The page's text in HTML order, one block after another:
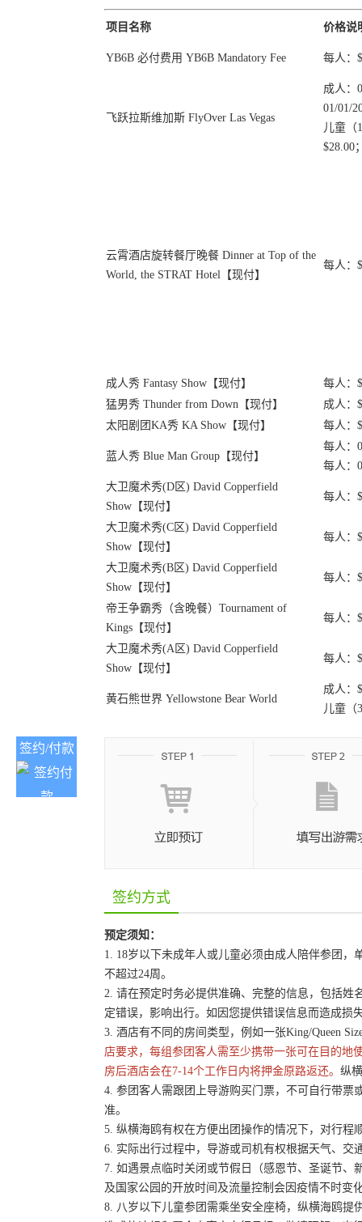
项目名称 价格说
YB6B 必付费用 YB6B Mandatory Fee 每人：
飞跃拉斯维加斯 FlyOver Las Vegas
成人：
01/01/
儿童（
$28.00
云霄酒店旋转餐厅晚餐 Dinner at Top of the
World, the STRAT Hotel【现付】
每人：
成人秀 Fantasy Show【现付】
每人：
猛男秀 Thunder from Down【现付】
成人：
太阳剧团KA秀 KA Show【现付】
每人：
蓝人秀 Blue Man Group【现付】
每人：
每人：
大卫魔术秀(D区) David Copperfield
Show【现付】
每人：
大卫魔术秀(C区) David Copperfield
Show【现付】
每人：
大卫魔术秀(B区) David Copperfield
Show【现付】
每人：
帝王争霸秀（含晚餐）Tournament of
Kings【现付】
每人：
大卫魔术秀(A区) David Copperfield
Show【现付】
每人：
黄石熊世界 Yellowstone Bear World
成人：
儿童（
签约/付款
签约方式
预定须知：
1. 18岁以下未成年人或儿童必须由成人陪伴参团
不超过24周。
2. 请在预定时务必提供准确、完整的信息，包括
定错误，影响出行。如因您提供错误信息而造成损
3. 酒店有不同的房间类型，例如一张King/Queen
店要求，每组参团客人需至少携带一张可在目的地
房后酒店会在7-14个工作日内将押金原路返还。 纵
4. 参团客人需跟团上导游购买门票，不可自行带票
准。
5. 纵横海鸥有权在方便出团操作的情况下，对行
6. 实际出行过程中，导游或司机有权根据天气、
7. 如遇景点临时关闭或节假日（感恩节、圣诞节
及国家公园的开放时间及流量控制会因疫情不时变
8. 八岁以下儿童参团需乘坐安全座椅，纵横海鸥提